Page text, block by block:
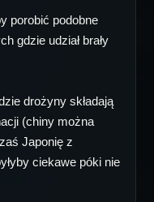
porobić podobne
gdzie udział brały
drożyny składają
(chiny można
Japonię z
ciekawe póki nie